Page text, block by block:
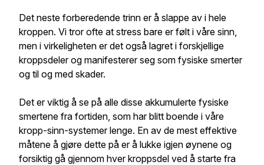
Det neste forberedende trinn er å slappe av i hele
kroppen. Vi tror ofte at stress bare er følt i våre sinn,
men i virkeligheten er det også lagret i forskjellige
kroppsdeler og manifesterer seg som fysiske smerter
og til og med skader.
Det er viktig å se på alle disse akkumulerte fysiske
smertene fra fortiden, som har blitt boende i våre
kropp-sinn-systemer lenge. En av de mest effektive
måtene å gjøre dette på er å lukke igjen øynene og
forsiktig gå gjennom hver kroppsdel ved å starte fra